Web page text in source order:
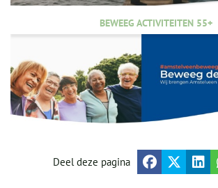
BEWEEG ACTIVITEITEN 55+
Deel deze pagina